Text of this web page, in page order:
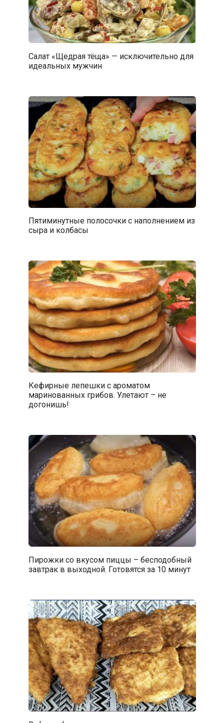
Салат «Щедрая тёща» — исключительно для
идеальных мужчин
Пятиминутные полосочки с наполнением из
сыра и колбасы
Кефирные лепешки с ароматом
маринованных грибов. Улетают – не
догонишь!
Пирожки со вкусом пиццы – бесподобный
завтрак в выходной. Готовятся за 10 минут